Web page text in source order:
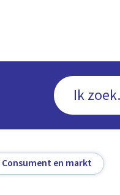
Consument en markt